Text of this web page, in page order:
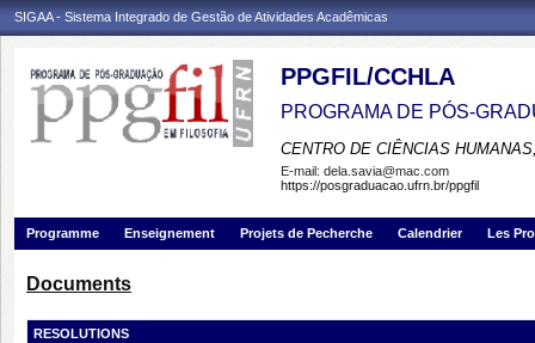
SIGAA - Sistema Integrado de Gestão de Atividades Acadêmicas
PPGFIL/CCHLA
PROGRAMA DE PÓS-
CENTRO DE CIÊNCIAS
E-mail: dela.savia@mac.com
https://posgraduacao.ufrn.br/ppgfil
Programme Enseignement Projets de Pecherche Calendrier Les
Documents
RESOLUTIONS